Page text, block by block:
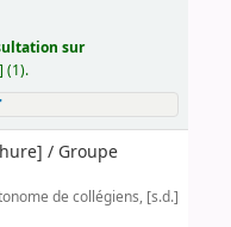
sur
(1).
/ Groupe
de collégiens, [s.d.]